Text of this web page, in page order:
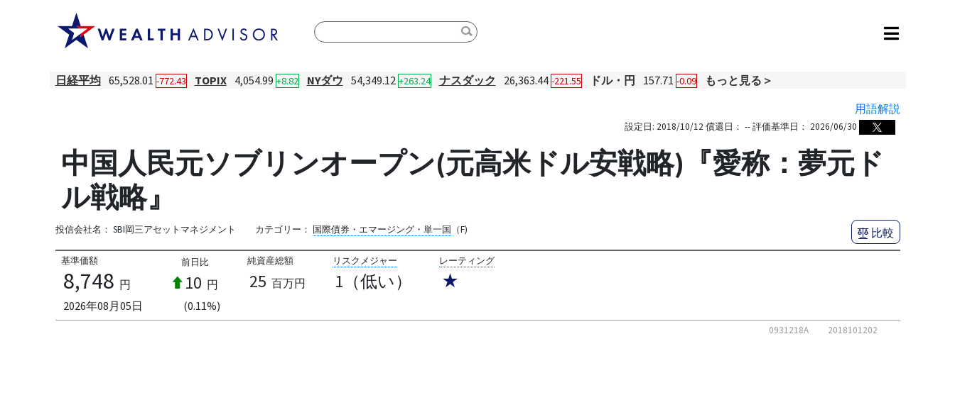
日経平均 65,528.01 -772.43 TOPIX 4,054.99 +8.82 NYダウ 54,349.12 +263.24 ナスダック 26,363.44 -221.55 ドル・円 157.71 -0.09
もっと見る＞
用語解説
設定日: 2018/10/12 償還日： -- 評価基準日： 2026/06/30
中国人民元ソブリンオープン(元高米ドル安戦略)『愛称：夢元ド
ル戦略』
投信会社名： SBI岡三アセットマネジメント カテゴリー： 国際債券・エマージング・単一国 （F) 比較
基準価額
8,748 円
2026年08月05日
前日比
10 円
(0.11%)
純資産総額
25 百万円
リスクメジャー
1（低い）
レーティング
★
0931218A 2018101202